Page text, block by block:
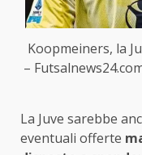
Koopmeiners, la
–
La Juve sarebbe
eventuali offerte